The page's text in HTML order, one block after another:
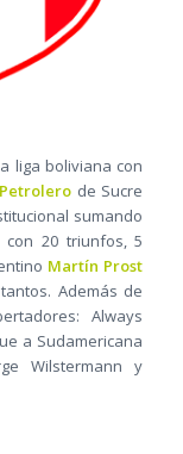
liga boliviana con
de Sucre
sumando
20 triunfos, 5
Martín Prost
Además de
Always
a Sudamericana
Wilstermann y